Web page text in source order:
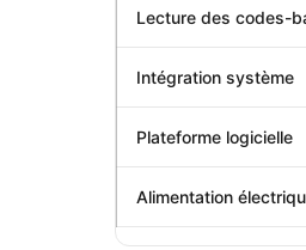
Lecture des codes-
Intégration système
Plateforme logicielle
Alimentation